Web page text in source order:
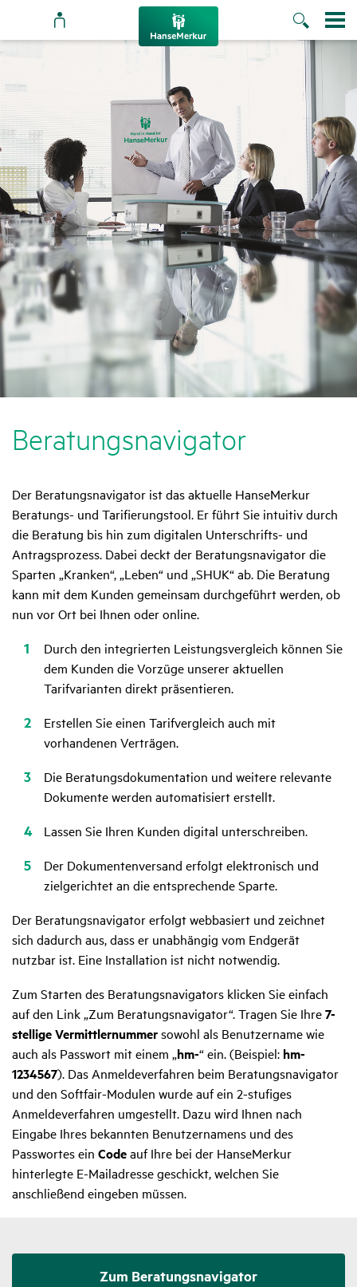
Bera­tungs­na­vi­gator
Der Beratungsnavigator ist das aktuelle HanseMerkur
Beratungs- und Tarifierungstool. Er führt Sie intuitiv durch
die Beratung bis hin zum digitalen Unterschrifts- und
Antragsprozess. Dabei deckt der Beratungsnavigator die
Sparten „Kranken“, „Leben“ und „SHUK“ ab. Die Beratung
kann mit dem Kunden gemeinsam durchgeführt werden, ob
nun vor Ort bei Ihnen oder online.
Durch den integrierten Leistungsvergleich können Sie
dem Kunden die Vorzüge unserer aktuellen
Tarifvarianten direkt präsentieren.
Erstellen Sie einen Tarifvergleich auch mit
vorhandenen Verträgen.
Die Beratungsdokumentation und weitere relevante
Dokumente werden automatisiert erstellt.
Lassen Sie Ihren Kunden digital unterschreiben.
Der Dokumentenversand erfolgt elektronisch und
zielgerichtet an die entsprechende Sparte.
Der Beratungsnavigator erfolgt webbasiert und zeichnet
sich dadurch aus, dass er unabhängig vom Endgerät
nutzbar ist. Eine Installation ist nicht notwendig.
Zum Starten des Beratungsnavigators klicken Sie einfach
auf den Link „Zum Beratungsnavigator“. Tragen Sie Ihre7-
stellige Vermittlernummersowohl als Benutzername wie
auch als Passwort mit einem „hm-“ ein. (Beispiel: hm-
1234567). Das Anmeldeverfahren beim Beratungsnavigator
und den Softfair-Modulen wurde auf ein 2-stufiges
Anmeldeverfahren umgestellt. Dazu wird Ihnen nach
Eingabe Ihres bekannten Benutzernamens und des
Passwortes ein Codeauf Ihre bei der HanseMerkur
hinterlegte E-Mailadresse geschickt, welchen Sie
anschließend eingeben müssen.
Zum Beratungsnavigator